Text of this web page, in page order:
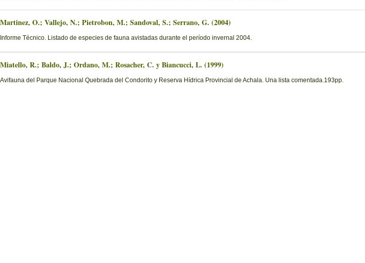
Martinez, O.; Vallejo, N.; Pietrobon, M.; Sandoval, S.; Serrano, G. (2004)
Informe Técnico. Listado de especies de fauna avistadas durante el período invernal 2004.
Miatello, R.; Baldo, J.; Ordano, M.; Rosacher, C. y Biancucci, L. (1999)
Avifauna del Parque Nacional Quebrada del Condorito y Reserva Hídrica Provincial de Achala. Una lista comentada.193pp.